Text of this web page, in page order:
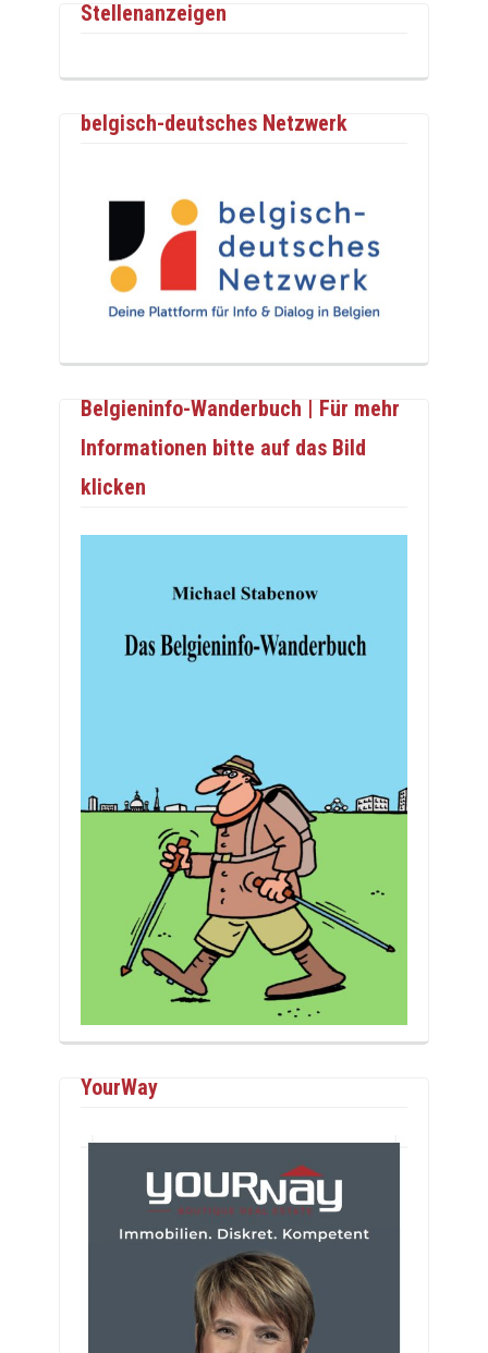
Stellenanzeigen
belgisch-deutsches Netzwerk
Belgieninfo-Wanderbuch | Für mehr
Informationen bitte auf das Bild
klicken
YourWay